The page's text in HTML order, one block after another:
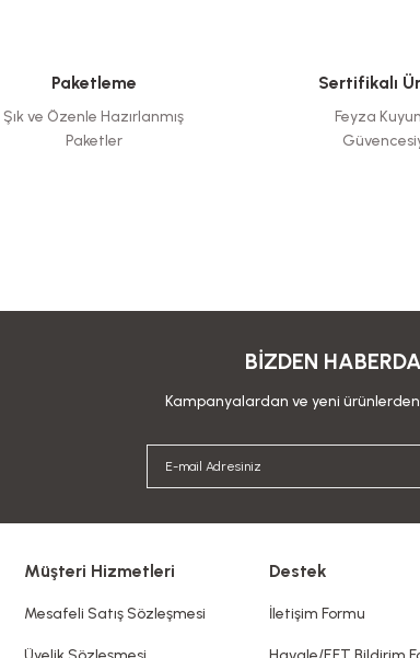
Paketleme
Şık ve Özenle Hazırlanmış
Paketler
Sertifikalı
Feyza
BİZDEN
Kampanyalardan ve yeni
Müşteri Hizmetleri
Mesafeli Satış Sözleşmesi
Destek
İletişim Formu